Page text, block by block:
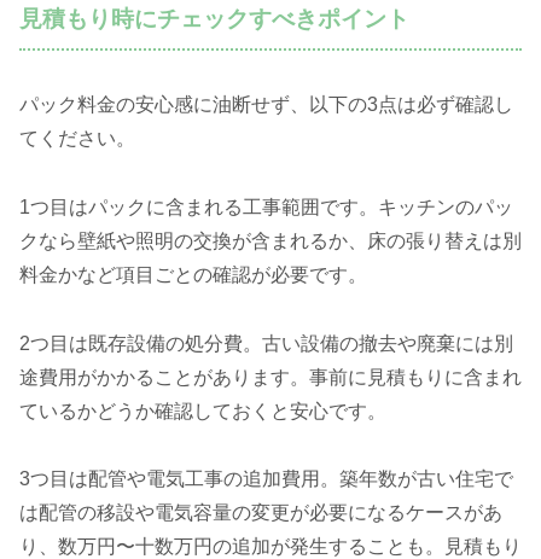
見積もり時にチェックすべきポイント
パック料金の安心感に油断せず、以下の3点は必ず確認し
てください。
1つ目はパックに含まれる工事範囲です。キッチンのパッ
クなら壁紙や照明の交換が含まれるか、床の張り替えは別
料金かなど項目ごとの確認が必要です。
2つ目は既存設備の処分費。古い設備の撤去や廃棄には別
途費用がかかることがあります。事前に見積もりに含まれ
ているかどうか確認しておくと安心です。
3つ目は配管や電気工事の追加費用。築年数が古い住宅で
は配管の移設や電気容量の変更が必要になるケースがあ
り、数万円〜十数万円の追加が発生することも。見積もり